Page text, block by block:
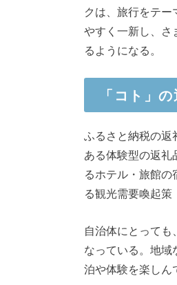
クは、旅行をテ
やすく一新し、さ
るようになる。
「コト」
ふるさと納税の返
ある体験型の返礼
るホテル・旅館
る観光需要喚起策
自治体にとって
なっている。地域
泊や体験を楽しん